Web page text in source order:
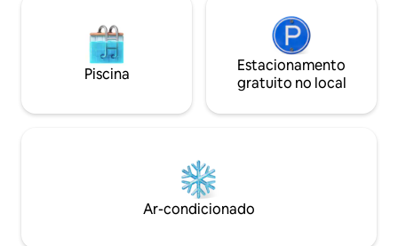
Piscina
Estacionamento
gratuito no local
Ar-condicionado